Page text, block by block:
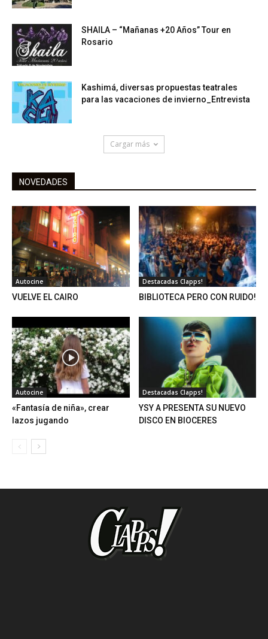
SHAILA – “Mañanas +20 Años” Tour en
Rosario
Kashimá, diversas propuestas teatrales
para las vacaciones de invierno_Entrevista
Cargar más
NOVEDADES
Autocine
VUELVE EL CAIRO
Destacadas Clapps!
BIBLIOTECA PERO CON RUIDO!
Autocine
«Fantasía de niña», crear
lazos jugando
Destacadas Clapps!
YSY A PRESENTA SU NUEVO
DISCO EN BIOCERES